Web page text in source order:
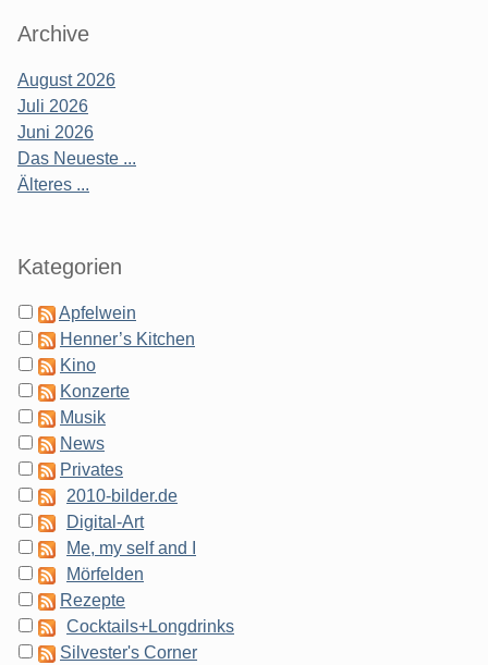
Archive
August 2026
Juli 2026
Juni 2026
Das Neueste ...
Älteres ...
Kategorien
Apfelwein
Henner’s Kitchen
Kino
Konzerte
Musik
News
Privates
2010-bilder.de
Digital-Art
Me, my self and I
Mörfelden
Rezepte
Cocktails+Longdrinks
Silvester's Corner